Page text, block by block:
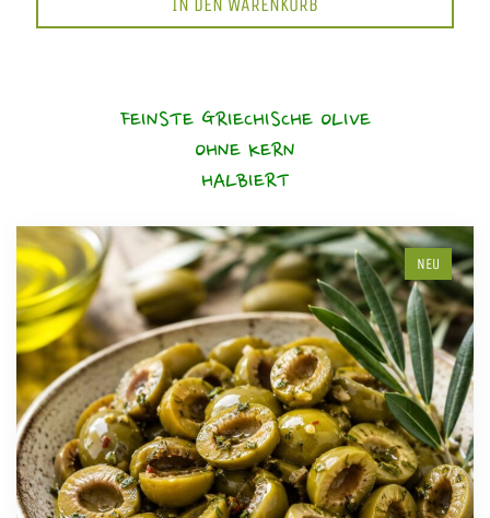
FEINSTE GRIECHISCHE OLIVE
OHNE KERN
HALBIERT
NEU